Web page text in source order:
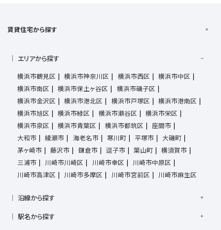
賃貸住宅から探す
エリアから探す
横浜市鶴見区
横浜市神奈川区 横浜市西区
横浜市中区
横浜市南区
横浜市保土ヶ谷区
横浜市磯子区
横浜市金沢区
横浜市港北区 横浜市戸塚区
横浜市港南区
横浜市旭区
横浜市緑区 横浜市瀬谷区
横浜市栄区
横浜市泉区
横浜市青葉区 横浜市都筑区
座間市
大和市
綾瀬市 海老名市 寒川町 平塚市
大磯町
茅ヶ崎市
藤沢市 鎌倉市 逗子市 葉山町
横須賀市
三浦市
川崎市川崎区 川崎市幸区
川崎市中原区
川崎市高津区
川崎市多摩区 川崎市宮前区 川崎市麻生区
沿線から探す
横須賀線
駅名から探す